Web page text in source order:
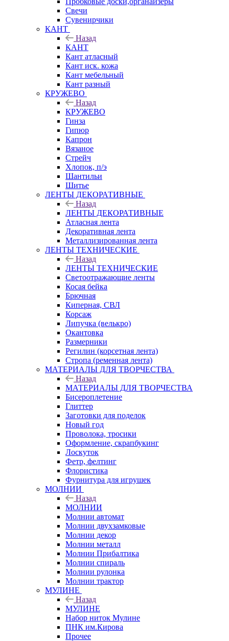
Свечи
Сувенирчики
КАНТ
Назад
КАНТ
Кант атласный
Кант иск. кожа
Кант мебельный
Кант разный
КРУЖЕВО
Назад
КРУЖЕВО
Гинза
Гипюр
Капрон
Вязаное
Стрейч
Хлопок, п/э
Шантильи
Шитье
ЛЕНТЫ ДЕКОРАТИВНЫЕ
Назад
ЛЕНТЫ ДЕКОРАТИВНЫЕ
Атласная лента
Декоративная лента
Металлизированная лента
ЛЕНТЫ ТЕХНИЧЕСКИЕ
Назад
ЛЕНТЫ ТЕХНИЧЕСКИЕ
Светоотражающие ленты
Косая бейка
Брючная
Киперная, СВЛ
Корсаж
Липучка (велькро)
Окантовка
Размерники
Регилин (корсетная лента)
Стропа (ременная лента)
МАТЕРИАЛЫ ДЛЯ ТВОРЧЕСТВА
Назад
МАТЕРИАЛЫ ДЛЯ ТВОРЧЕСТВА
Бисероплетение
Глиттер
Заготовки для поделок
Новый год
Проволока, тросики
Оформление, скрапбукинг
Лоскуток
Фетр, фелтинг
Флористика
Фурнитура для игрушек
МОЛНИИ
Назад
МОЛНИИ
Молнии автомат
Молнии двухзамковые
Молнии декор
Молнии металл
Молнии Прибалтика
Молнии спираль
Молнии рулонка
Молнии трактор
МУЛИНЕ
Назад
МУЛИНЕ
Набор ниток Мулине
ПНК им.Кирова
Прочее